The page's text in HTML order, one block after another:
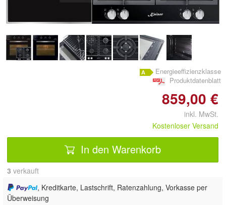
Energieeffizienzklasse
Produktdatenblatt
859,00 €
inkl. MwSt.
Kostenloser Versand
In den Warenkorb
3 verkauft
, Kreditkarte, Lastschrift, Ratenzahlung, Vorkasse per
Überweisung